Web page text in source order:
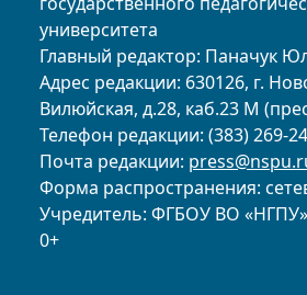
университета
Главный редактор: Паначук
Адрес редакции: 630126, г.
Вилюйская, д.28, каб.23 М
Телефон редакции: (383) 269-
Почта редакции:
Форма распространения:
Учредитель: ФГБОУ ВО «НГПУ»
0+